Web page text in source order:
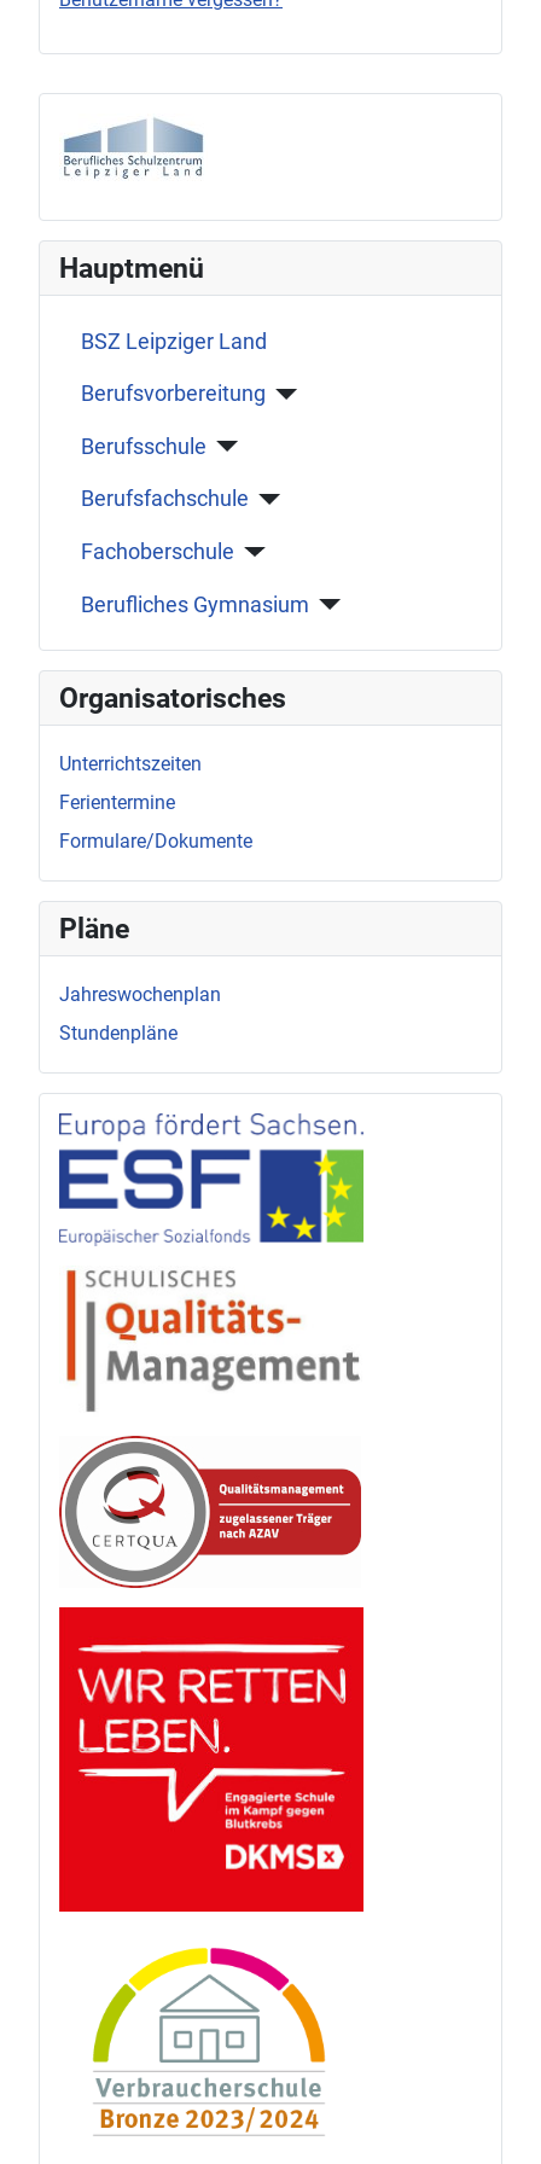
Hauptmenü
BSZ Leipziger Land
Berufsvorbereitung
Berufsschule
Berufsfachschule
Fachoberschule
Berufliches Gymnasium
Organisatorisches
Unterrichtszeiten
Ferientermine
Formulare/Dokumente
Pläne
Jahreswochenplan
Stundenpläne